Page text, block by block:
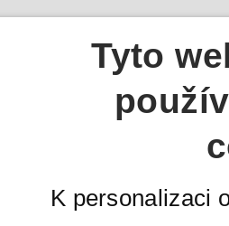
Tyto
K personalizaci